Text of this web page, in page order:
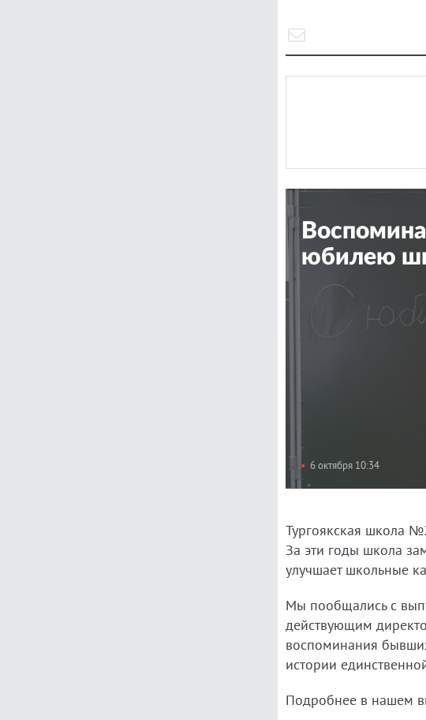
юбилею
6 октября 10:34
Тургоякская школа
За эти годы школа
улучшает школьные
Мы пообщались с
действующим
воспоминания
истории
Подробнее в нашем